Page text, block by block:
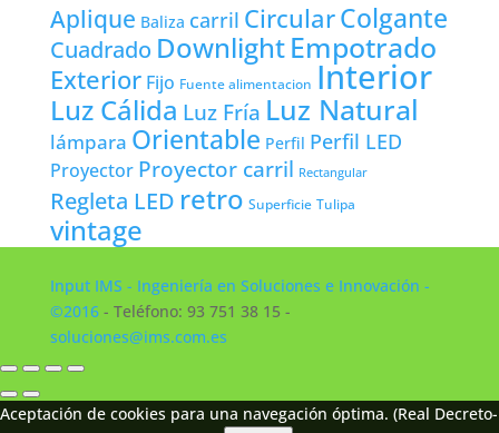
Aplique Baliza carril CircularColgante
Cuadrado DownlightEmpotrado
Exterior Fijo Fuente alimentacion Interior
Luz Cálida Luz Fría Luz Natural
lámpara Orientable Perfil Perfil LED
Proyector Proyector carril Rectangular
Regleta LED retro Superficie Tulipa
vintage
Input IMS - Ingeniería en Soluciones e Innovación -
©2016- Teléfono: 93 751 38 15 -
soluciones@ims.com.es
Aceptación de cookies para una navegación óptima. (Real Decreto-